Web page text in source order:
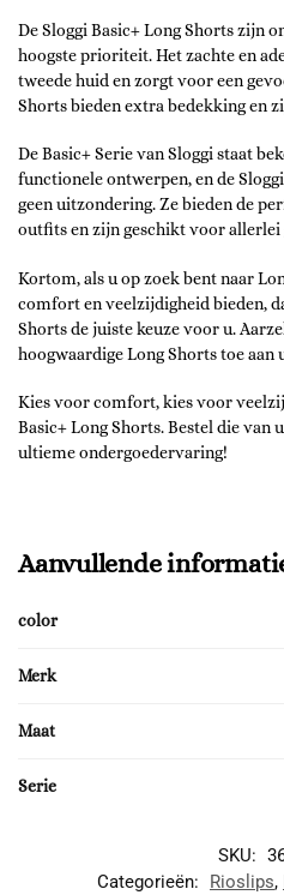
De Sloggi Basic+ Long Shorts zijn
hoogste prioriteit. Het zachte en
tweede huid en zorgt voor een
Shorts bieden extra bedekking en
De Basic+ Serie van Sloggi staat
functionele ontwerpen, en de
geen uitzondering. Ze bieden de
outfits en zijn geschikt voor allerlei
Kortom, als u op zoek bent naar
comfort en veelzijdigheid bieden,
Shorts de juiste keuze voor u.
hoogwaardige Long Shorts toe aan
Kies voor comfort, kies voor
Basic+ Long Shorts. Bestel die van
ultieme ondergoedervaring!
Aanvullende
color
Merk
Maat
Serie
SKU:
Categorieën:
Rioslips,